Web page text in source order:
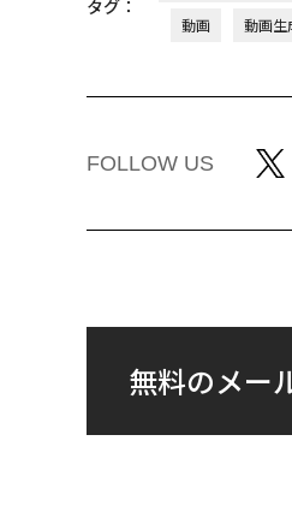
タグ：
動画
動画生
FOLLOW US
無料のメー